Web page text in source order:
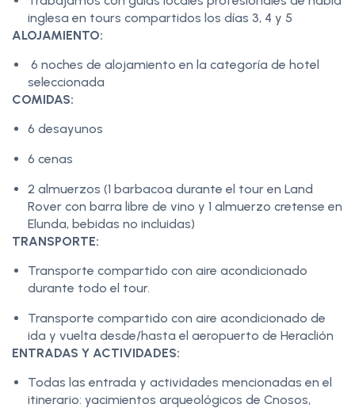
inglesa en tours compartidos los días 3, 4 y 5
ALOJAMIENTO:
6 noches de alojamiento en la categoría de hotel
seleccionada
COMIDAS:
6 desayunos
6 cenas
2 almuerzos (1 barbacoa durante el tour en Land
Rover con barra libre de vino y 1 almuerzo cretense en
Elunda, bebidas no incluidas)
TRANSPORTE:
Transporte compartido con aire acondicionado
durante todo el tour.
Transporte compartido con aire acondicionado de
ida y vuelta desde/hasta el aeropuerto de Heraclión
ENTRADAS Y ACTIVIDADES:
Todas las entrada y actividades mencionadas en el
itinerario: yacimientos arqueológicos de Cnosos,